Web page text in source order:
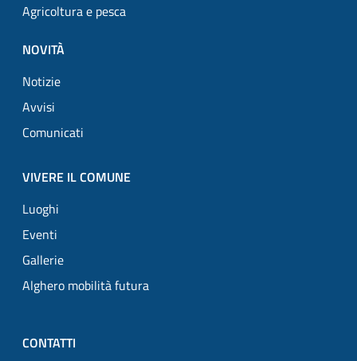
Agricoltura e pesca
NOVITÀ
Notizie
Avvisi
Comunicati
VIVERE IL COMUNE
Luoghi
Eventi
Gallerie
Alghero mobilità futura
CONTATTI